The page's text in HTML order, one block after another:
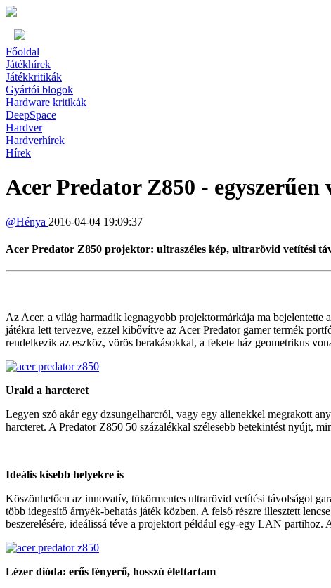
Főoldal
Játékhírek
Játékkritikák
Gyártói blogok
Hardware kritikák
DeepSpace
Hardver
Hardverhírek
Hírek
Acer Predator Z850 - egyszerűen
@Hénya 2016-04-04 19:09:37
Acer Predator Z850 projektor: ultraszéles kép, ultrarövid vetítési
Az Acer, a világ harmadik legnagyobb projektormárkája ma
játékra lett tervezve, ezzel kibővítve az Acer Predator gamer termék
rendelkezik az eszköz, vörös berakásokkal, a fekete ház geometrikus
Urald a harcteret
Legyen szó akár egy dzsungelharcról, vagy egy alienekkel megrakott
harcteret. A Predator Z850 50 százalékkal szélesebb betekintést nyújt,
Ideális kisebb helyekre is
Köszönhetően az innovatív, tükörmentes ultrarövid vetítési távolságot
több idegesítő árnyék-behatás játék közben. A felső részre illesztett
beszerelésére, ideálissá téve a projektort például egy-egy LAN partihoz.
Lézer dióda: erős fényerő, hosszú élettartam